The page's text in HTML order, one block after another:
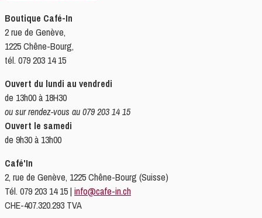
Boutique Café-In
2 rue de Genève,
1225 Chêne-Bourg,
tél. 079 203 14 15
Ouvert du lundi au vendredi
de 13h00 à 18H30
ou sur rendez-vous au 079 203 14 15
Ouvert le samedi
de 9h30 à 13h00
Café'In
2, rue de Genève, 1225 Chêne-Bourg (Suisse)
Tél. 079 203 14 15 | info@cafe-in.ch
CHE-407.320.293 TVA